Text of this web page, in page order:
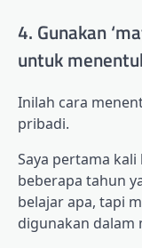
4. Gunakan
untuk
Inilah cara
pribadi.
Saya pertama
beberapa tahun
belajar apa, tapi
digunakan dalam